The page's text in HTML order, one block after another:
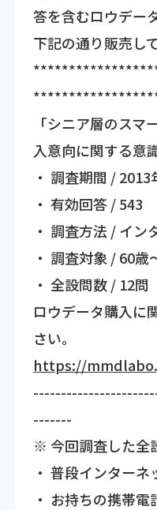
答を含むロウデー
下記の通り販売し
「シニア層のス
入意向に関する意
・ 調査期間 /
・ 有効回答 / 543
・ 調査方法 / イン
・ 調査対象 / 60
・ 全設問数 / 12問
ロウデータ購入に
さい。
https://
-------
※ 今回調査した全
・ 普段インター
・ お持ちの携帯